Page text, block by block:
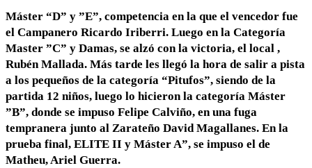
Máster “D” y ”E”, competencia en la que el vencedor fue
el Campanero Ricardo Iriberri. Luego en la Categoría
Master ”C” y Damas, se alzó con la victoria, el local ,
Rubén Mallada. Más tarde les llegó la hora de salir a pista
a los pequeños de la categoría “Pitufos”, siendo de la
partida 12 niños, luego lo hicieron la categoría Máster
”B”, donde se impuso Felipe Calviño, en una fuga
tempranera junto al Zarateño David Magallanes. En la
prueba final, ELITE II y Máster A”, se impuso el de
Matheu, Ariel Guerra.